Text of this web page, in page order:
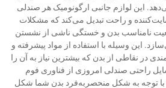
این لوازم جانبی ارگونومیک هر صندلی
و راحت تبدیل می‌کند که مشکلات
نامناسب بدن و خستگی ناشی از نشستن
این وسیله با استفاده از مواد پیشرفته و
در نقاطی از بدن که بیشترین نیاز به آن را
راحتی صندلی امروزی از فناوری فوم
با توجه به شکل منحصربه‌فرد بدن شما شکل